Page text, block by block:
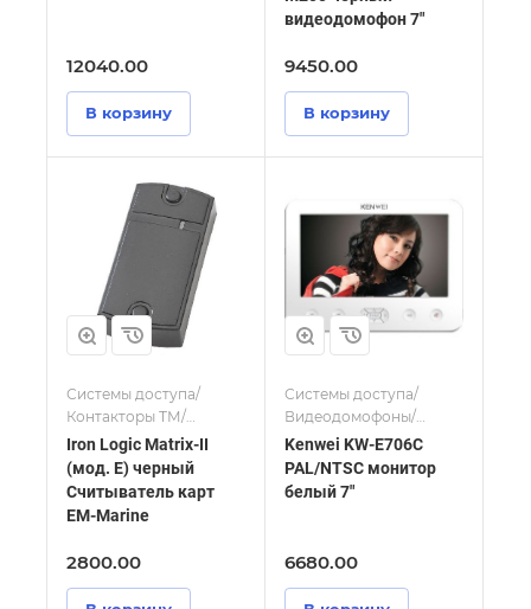
12040.00
В корзину
видеодомофон 7"
9450.00
В корзину
Системы доступа/
Контакторы ТМ/
Считыватели
Iron Logic Matrix-II
(мод. Е) черный
Считыватель карт
EM-Marine
2800.00
Системы доступа/
Видеодомофоны/
Мониторы и
видеодомофоны
Kenwei KW-E706C
PAL/NTSC монитор
белый 7"
6680.00